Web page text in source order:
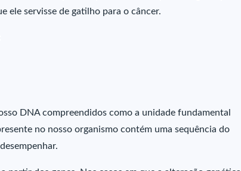
ele servisse de gatilho para o câncer.
DNA compreendidos como a unidade fundamental
no nosso organismo contém uma sequência do